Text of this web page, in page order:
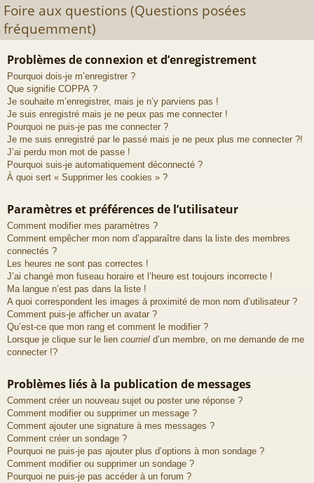
Foire aux questions (Questions posées
fréquemment)
Problèmes de connexion et d’enregistrement
Pourquoi dois-je m’enregistrer ?
Que signifie COPPA ?
Je souhaite m’enregistrer, mais je n’y parviens pas !
Je suis enregistré mais je ne peux pas me connecter !
Pourquoi ne puis-je pas me connecter ?
Je me suis enregistré par le passé mais je ne peux plus me connecter ?!
J’ai perdu mon mot de passe !
Pourquoi suis-je automatiquement déconnecté ?
À quoi sert « Supprimer les cookies » ?
Paramètres et préférences de l’utilisateur
Comment modifier mes paramètres ?
Comment empêcher mon nom d’apparaître dans la liste des membres
connectés ?
Les heures ne sont pas correctes !
J’ai changé mon fuseau horaire et l’heure est toujours incorrecte !
Ma langue n’est pas dans la liste !
A quoi correspondent les images à proximité de mon nom d’utilisateur ?
Comment puis-je afficher un avatar ?
Qu’est-ce que mon rang et comment le modifier ?
Lorsque je clique sur le lien courriel d’un membre, on me demande de me
connecter !?
Problèmes liés à la publication de messages
Comment créer un nouveau sujet ou poster une réponse ?
Comment modifier ou supprimer un message ?
Comment ajouter une signature à mes messages ?
Comment créer un sondage ?
Pourquoi ne puis-je pas ajouter plus d’options à mon sondage ?
Comment modifier ou supprimer un sondage ?
Pourquoi ne puis-je pas accéder à un forum ?